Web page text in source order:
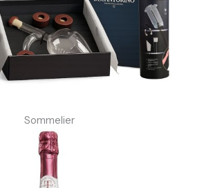
Sommelier